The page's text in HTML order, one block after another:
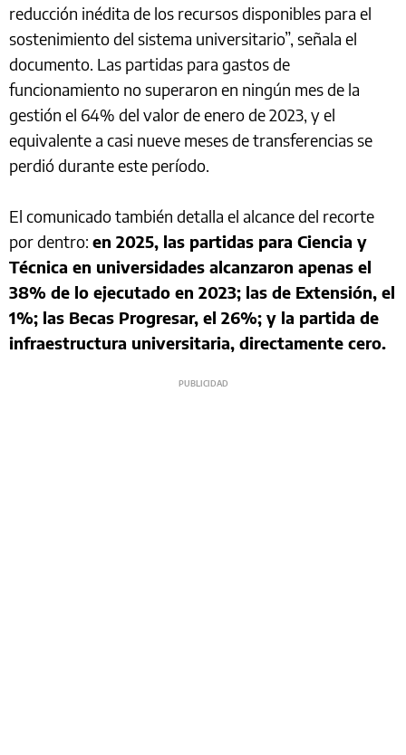
reducción inédita de los recursos disponibles para el
sostenimiento del sistema universitario”, señala el
documento. Las partidas para gastos de
funcionamiento no superaron en ningún mes de la
gestión el 64% del valor de enero de 2023, y el
equivalente a casi nueve meses de transferencias se
perdió durante este período.
El comunicado también detalla el alcance del recorte
por dentro: en 2025, las partidas para Ciencia y
Técnica en universidades alcanzaron apenas el
38% de lo ejecutado en 2023; las de Extensión, el
1%; las Becas Progresar, el 26%; y la partida de
infraestructura universitaria, directamente cero.